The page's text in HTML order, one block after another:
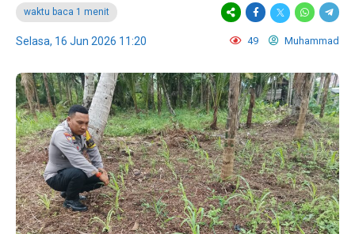
waktu baca 1 menit
Selasa, 16 Jun 2026 11:20 49 Muhammad